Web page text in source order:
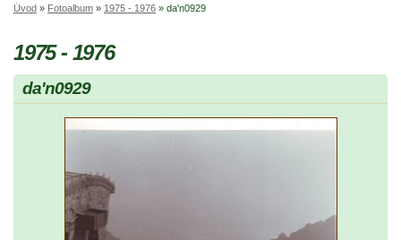
Úvod » Fotoalbum » 1975 - 1976 » da'n0929
1975 - 1976
da'n0929